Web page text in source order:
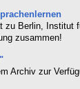
zu Berlin, Institut
zusammen!
Archiv zur